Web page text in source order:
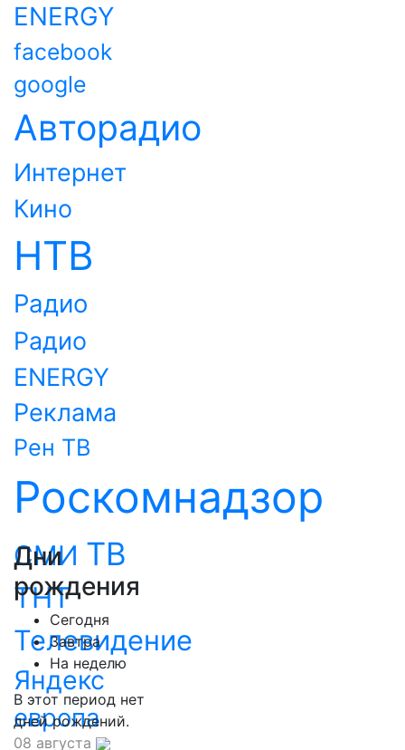
ENERGY
facebook
google
Авторадио
Интернет
Кино
НТВ
Радио
Радио
ENERGY
Реклама
Рен ТВ
Роскомнадзор
СМИ ТВ
ТНТ
Телевидение
Яндекс
европа
Дни
рождения
Сегодня
Завтра
На неделю
В этот период нет
дней рождений.
08 августа